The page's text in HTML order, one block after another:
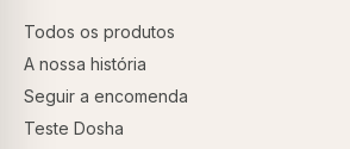
Todos os produtos
A nossa história
Seguir a encomenda
Teste Dosha